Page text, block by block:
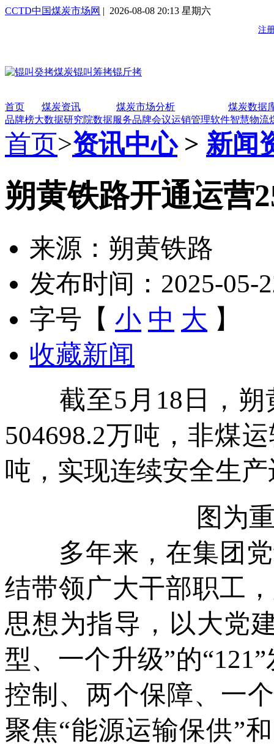
CCTD中国煤炭市场网 | 2026-08-08 20:13 星期六
首页 煤炭资讯 煤炭市场分析
煤炭数据
品牌榜大数据研究院数据服务品牌会议运销管理软件智慧物流
首页>资讯中心> 新闻
朔黄铁路开通运营
来源：朔黄铁路
发布时间：2025-05-
字号【 小 中 大 】
收藏新闻
截至5月18日，朔
504698.2万吨，非煤
吨，实现连续安全生
图为
多年来，在集团党
结带领广大干部职工
思想为指导，以大党
型、一个升级”的
控制、两个保障、一
聚焦“能源运输保供”